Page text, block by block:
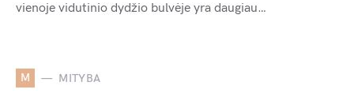
vienoje vidutinio dydžio bulvėje yra daugiau…
M MITYBA